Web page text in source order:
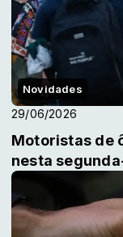
Novidades
29/06/2026
Motoristas de
nesta